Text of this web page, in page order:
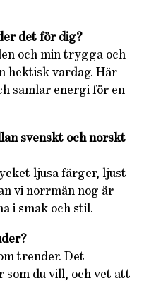
det för dig?
och min trygga och
hektisk vardag. Här
samlar energi för en
svenskt och norskt
ljusa färger, ljust
vi norrmän nog är
i smak och stil.
trender. Det
du vill, och vet att